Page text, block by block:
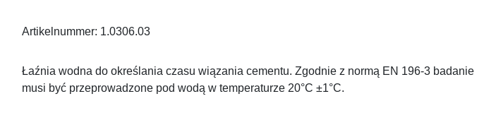
Artikelnummer: 1.0306.03
Łaźnia wodna do określania czasu wiązania cementu. Zgodnie z normą EN 196-3 badanie
musi być przeprowadzone pod wodą w temperaturze 20°C ±1°C.